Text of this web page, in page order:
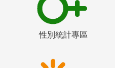
性別統計專區